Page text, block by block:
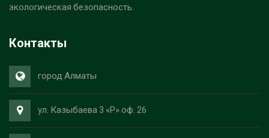
экологическая безопасность.
Контакты
город Алматы
ул. Казыбаева 3 «Р» оф. 26